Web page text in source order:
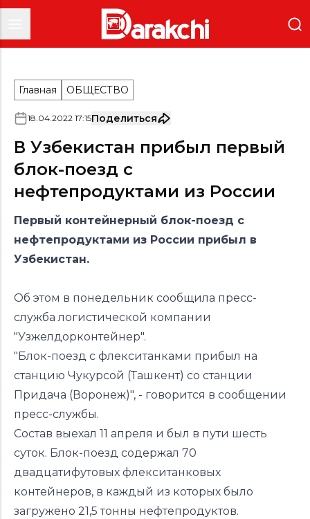
Главная ОБЩЕСТВО
18.04.2022 17:15Поделиться
В Узбекистан прибыл первый
блок-поезд с
нефтепродуктами из России
Первый контейнерный блок-поезд с
нефтепродуктами из России прибыл в
Узбекистан.
Об этом в понедельник сообщила пресс-
служба логистической компании
"Узжелдорконтейнер".
"Блок-поезд с флекситанками прибыл на
станцию Чукурсой (Ташкент) со станции
Придача (Воронеж)", - говорится в сообщении
пресс-службы.
Состав выехал 11 апреля и был в пути шесть
суток. Блок-поезд содержал 70
двадцатифутовых флекситанковых
контейнеров, в каждый из которых было
загружено 21,5 тонны нефтепродуктов.